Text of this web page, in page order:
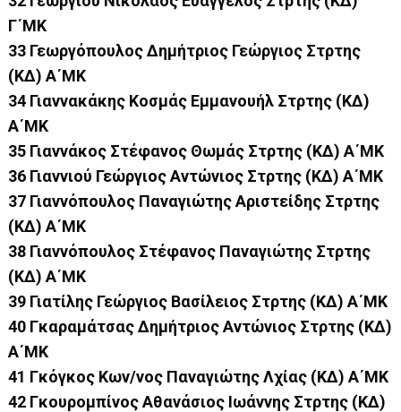
Γ΄ΜΚ
33 Γεωργόπουλος Δημήτριος Γεώργιος Στρτης
(ΚΔ) Α΄ΜΚ
34 Γιαννακάκης Κοσμάς Εμμανουήλ Στρτης (ΚΔ)
Α΄ΜΚ
35 Γιαννάκος Στέφανος Θωμάς Στρτης (ΚΔ) Α΄ΜΚ
36 Γιαννιού Γεώργιος Αντώνιος Στρτης (ΚΔ) Α΄ΜΚ
37 Γιαννόπουλος Παναγιώτης Αριστείδης Στρτης
(ΚΔ) Α΄ΜΚ
38 Γιαννόπουλος Στέφανος Παναγιώτης Στρτης
(ΚΔ) Α΄ΜΚ
39 Γιατίλης Γεώργιος Βασίλειος Στρτης (ΚΔ) Α΄ΜΚ
40 Γκαραμάτσας Δημήτριος Αντώνιος Στρτης (ΚΔ)
Α΄ΜΚ
41 Γκόγκος Κων/νος Παναγιώτης Λχίας (ΚΔ) Α΄ΜΚ
42 Γκουρομπίνος Αθανάσιος Ιωάννης Στρτης (ΚΔ)